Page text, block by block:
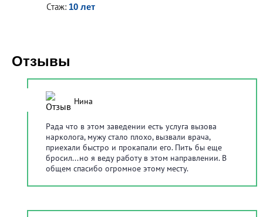
Стаж: 10 лет
Отзывы
Нина
Рада что в этом заведении есть услуга вызова
нарколога, мужу стало плохо, вызвали врача,
приехали быстро и прокапали его. Пить бы еще
бросил...но я веду работу в этом направлении. В
общем спасибо огромное этому месту.